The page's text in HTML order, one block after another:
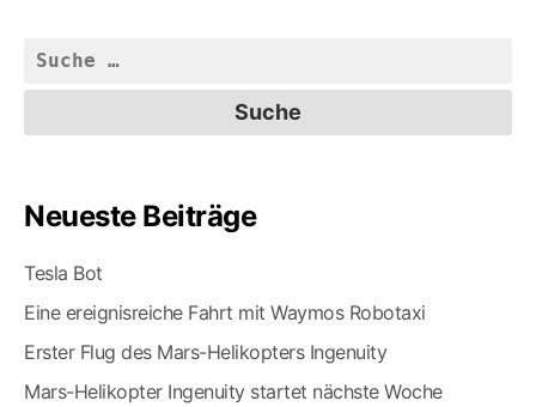
Suche
nach:
Neueste Beiträge
Tesla Bot
Eine ereignisreiche Fahrt mit Waymos Robotaxi
Erster Flug des Mars-Helikopters Ingenuity
Mars-Helikopter Ingenuity startet nächste Woche